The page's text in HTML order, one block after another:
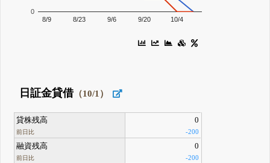
8/9 8/23 9/6 9/20 10/4
0
日証金貸借（10/1）
貸株残高
前日比
0
-200
融資残高
前日比
0
-200